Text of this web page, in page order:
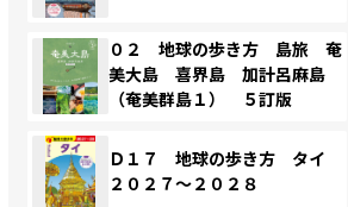
０２ 地球の歩き方 島旅 奄
美大島 喜界島 加計呂麻島
（奄美群島１） ５訂版
Ｄ１７ 地球の歩き方 タイ
２０２７～２０２８